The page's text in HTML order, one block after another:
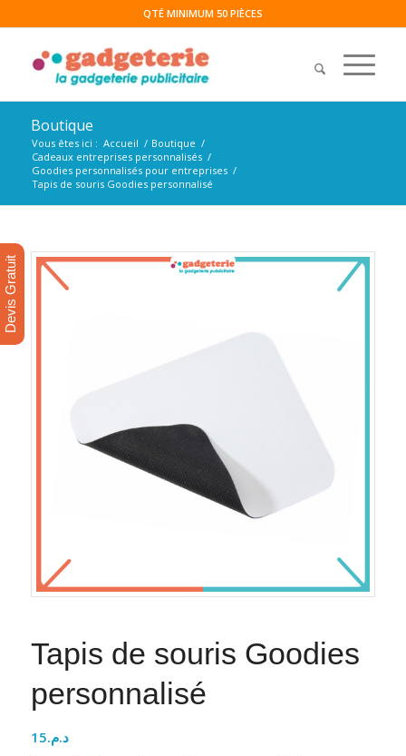
QTÉ MINIMUM 50 PIÈCES
Boutique
Vous êtes ici : Accueil / Boutique /
Cadeaux entreprises personnalisés /
Goodies personnalisés pour entreprises /
Tapis de souris Goodies personnalisé
Tapis de souris Goodies
personnalisé
د.م.15
Devis Gratuit